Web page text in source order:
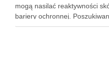
mogą nasilać reaktywności
bariery ochronnej.
bywa dla wielu pacjentów